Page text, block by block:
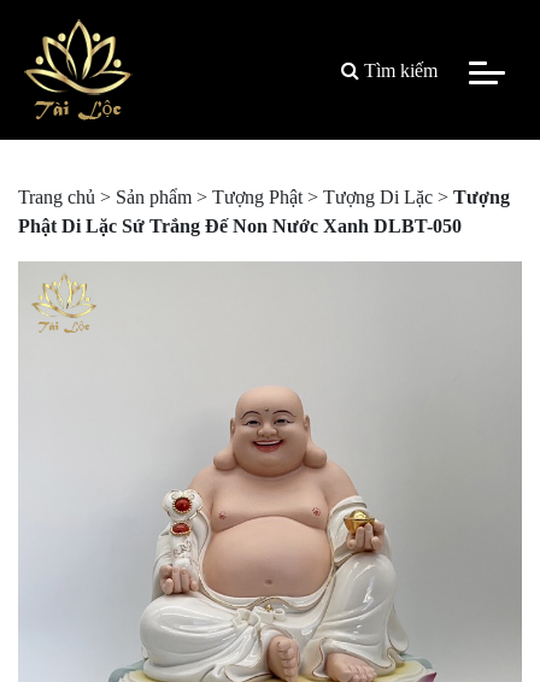
Tìm kiếm
Trang chủ > Sản phẩm > Tượng Phật > Tượng Di Lặc > Tượng
Phật Di Lặc Sứ Trắng Đế Non Nước Xanh DLBT-050